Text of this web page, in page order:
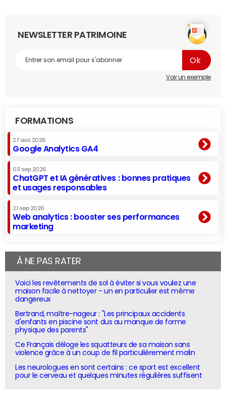
NEWSLETTER PATRIMOINE
Voir un exemple
FORMATIONS
27 aoû 2026
Google Analytics GA4
03 sep 2026
ChatGPT et IA génératives : bonnes pratiques
et usages responsables
21 sep 2026
Web analytics : booster ses performances
marketing
À NE PAS RATER
Voici les revêtements de sol à éviter si vous voulez une
maison facile à nettoyer - un en particulier est même
dangereux
Bertrand, maître-nageur : "Les principaux accidents
d'enfants en piscine sont dus au manque de forme
physique des parents"
Ce Français déloge les squatteurs de sa maison sans
violence grâce à un coup de fil particulièrement malin
Les neurologues en sont certains : ce sport est excellent
pour le cerveau et quelques minutes régulières suffisent